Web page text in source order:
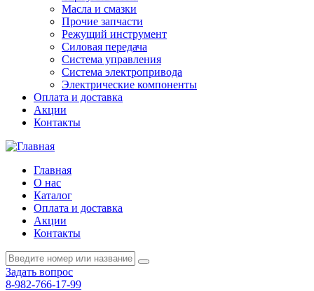
Масла и смазки
Прочие запчасти
Режущий инструмент
Силовая передача
Система управления
Система электропривода
Электрические компоненты
Оплата и доставка
Акции
Контакты
Главная
О нас
Каталог
Оплата и доставка
Акции
Контакты
Задать вопрос
8-982-766-17-99